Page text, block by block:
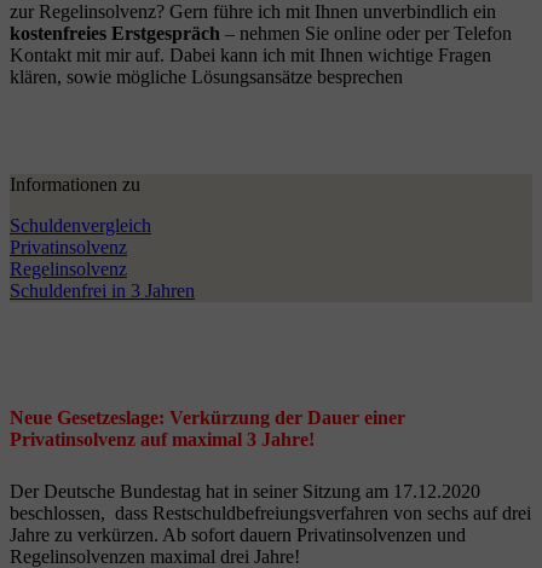
zur Regelinsolvenz? Gern führe ich mit Ihnen unverbindlich ein
kostenfreies Erstgespräch – nehmen Sie online oder per Telefon
Kontakt mit mir auf. Dabei kann ich mit Ihnen wichtige Fragen
klären, sowie mögliche Lösungsansätze besprechen
Informationen zu
Schuldenvergleich
Privatinsolvenz
Regelinsolvenz
Schuldenfrei in 3 Jahren
Neue Gesetzeslage: Verkürzung der Dauer einer
Privatinsolvenz auf maximal 3 Jahre!
Der Deutsche Bundestag hat in seiner Sitzung am 17.12.2020
beschlossen, dass Restschuldbefreiungsverfahren von sechs auf drei
Jahre zu verkürzen. Ab sofort dauern Privatinsolvenzen und
Regelinsolvenzen maximal drei Jahre!